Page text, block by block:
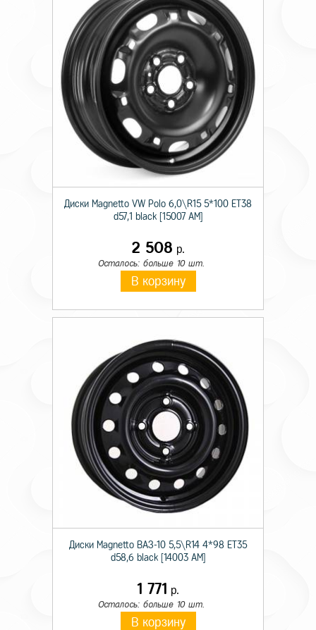
Диски Magnetto VW Polo 6,0\R15 5*100 ET38
d57,1 black [15007 AM]
2 508 р.
Осталось: больше 10 шт.
В корзину
Диски Magnetto ВАЗ-10 5,5\R14 4*98 ET35
d58,6 black [14003 AM]
1 771 р.
Осталось: больше 10 шт.
В корзину